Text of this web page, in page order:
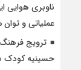
ناوبری هوایی
عملیاتی و
ترویج فرهنگ
حسینیه کودک